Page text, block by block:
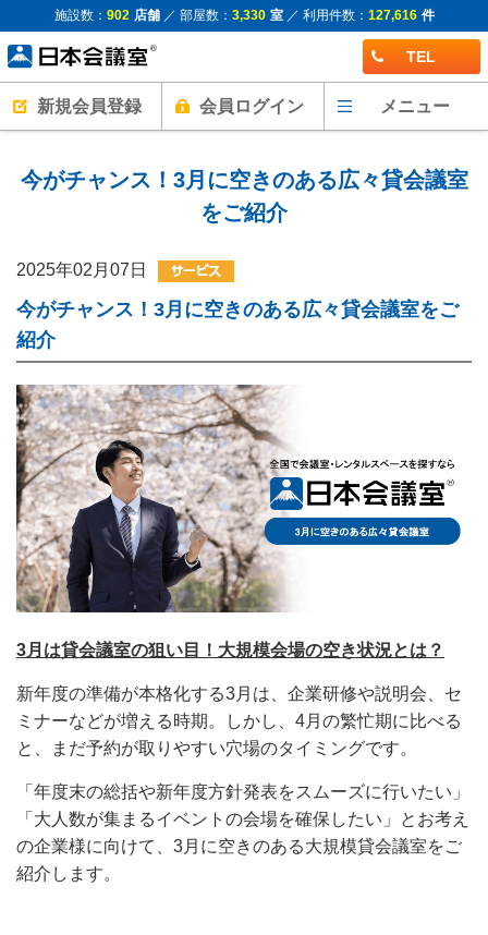
施設数： 902 店舗／ 部屋数： 3,330 室／ 利用件数： 127,616 件
TEL
新規会員登録 会員ログイン メニュー
今がチャンス！3月に空きのある広々貸会議室
をご紹介
2025年02月07日
今がチャンス！3月に空きのある広々貸会議室をご
紹介
3月は貸会議室の狙い目！大規模会場の空き状況とは？
新年度の準備が本格化する3月は、企業研修や説明会、セ
ミナーなどが増える時期。しかし、4月の繁忙期に比べる
と、まだ予約が取りやすい穴場のタイミングです。
「年度末の総括や新年度方針発表をスムーズに行いたい」
「大人数が集まるイベントの会場を確保したい」とお考え
の企業様に向けて、3月に空きのある大規模貸会議室をご
紹介します。